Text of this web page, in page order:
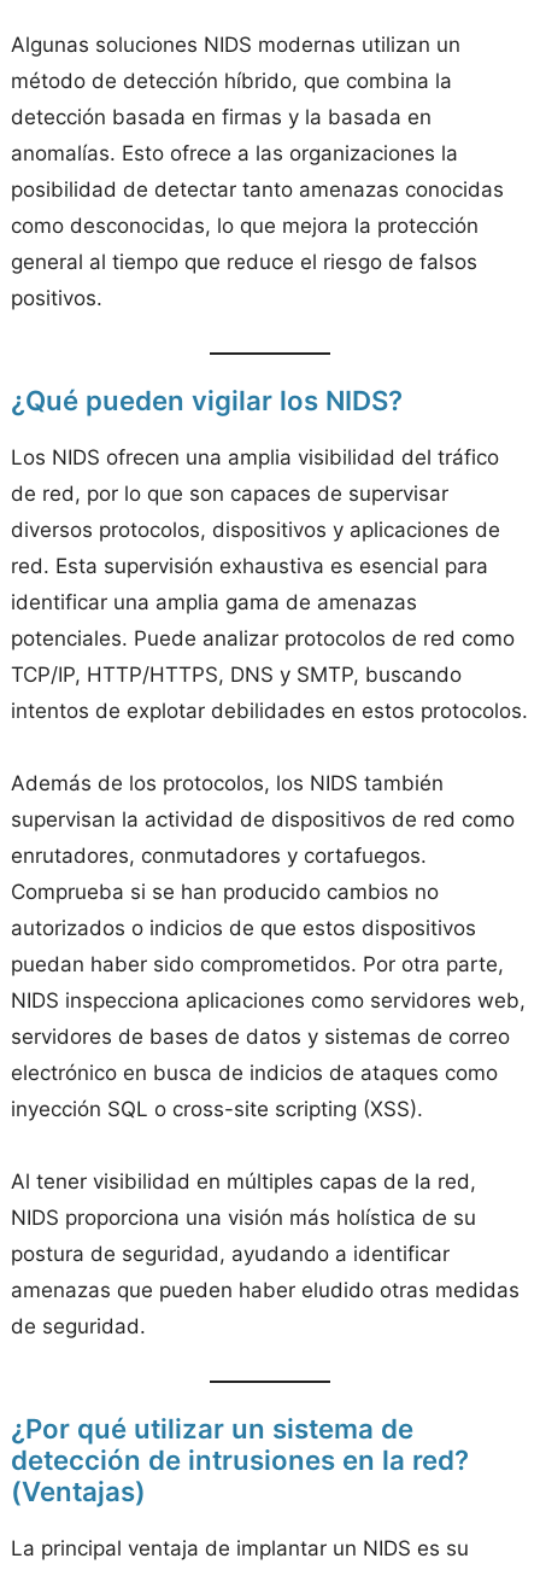
Algunas soluciones NIDS modernas utilizan un
método de detección híbrido, que combina la
detección basada en firmas y la basada en
anomalías. Esto ofrece a las organizaciones la
posibilidad de detectar tanto amenazas conocidas
como desconocidas, lo que mejora la protección
general al tiempo que reduce el riesgo de falsos
positivos.
¿Qué pueden vigilar los NIDS?
Los NIDS ofrecen una amplia visibilidad del tráfico
de red, por lo que son capaces de supervisar
diversos protocolos, dispositivos y aplicaciones de
red. Esta supervisión exhaustiva es esencial para
identificar una amplia gama de amenazas
potenciales. Puede analizar protocolos de red como
TCP/IP, HTTP/HTTPS, DNS y SMTP, buscando
intentos de explotar debilidades en estos protocolos.
Además de los protocolos, los NIDS también
supervisan la actividad de dispositivos de red como
enrutadores, conmutadores y cortafuegos.
Comprueba si se han producido cambios no
autorizados o indicios de que estos dispositivos
puedan haber sido comprometidos. Por otra parte,
NIDS inspecciona aplicaciones como servidores web,
servidores de bases de datos y sistemas de correo
electrónico en busca de indicios de ataques como
inyección SQL o cross-site scripting (XSS).
Al tener visibilidad en múltiples capas de la red,
NIDS proporciona una visión más holística de su
postura de seguridad, ayudando a identificar
amenazas que pueden haber eludido otras medidas
de seguridad.
¿Por qué utilizar un sistema de
detección de intrusiones en la red?
(Ventajas)
La principal ventaja de implantar un NIDS es su